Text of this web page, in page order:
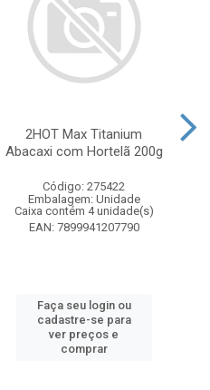
2HOT Max Titanium
Abacaxi com Hortelã 200g
Código: 275422
Embalagem: Unidade
Caixa contém 4 unidade(s)
EAN: 7899941207790
Faça seu login ou
cadastre-se para
ver preços e
comprar